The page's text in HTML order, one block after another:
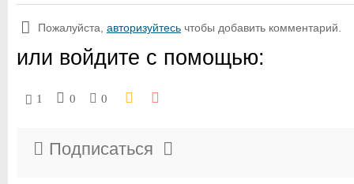
Пожалуйста, авторизуйтесь чтобы добавить комментарий.
или войдите с помощью:
1 0 0
Подписаться